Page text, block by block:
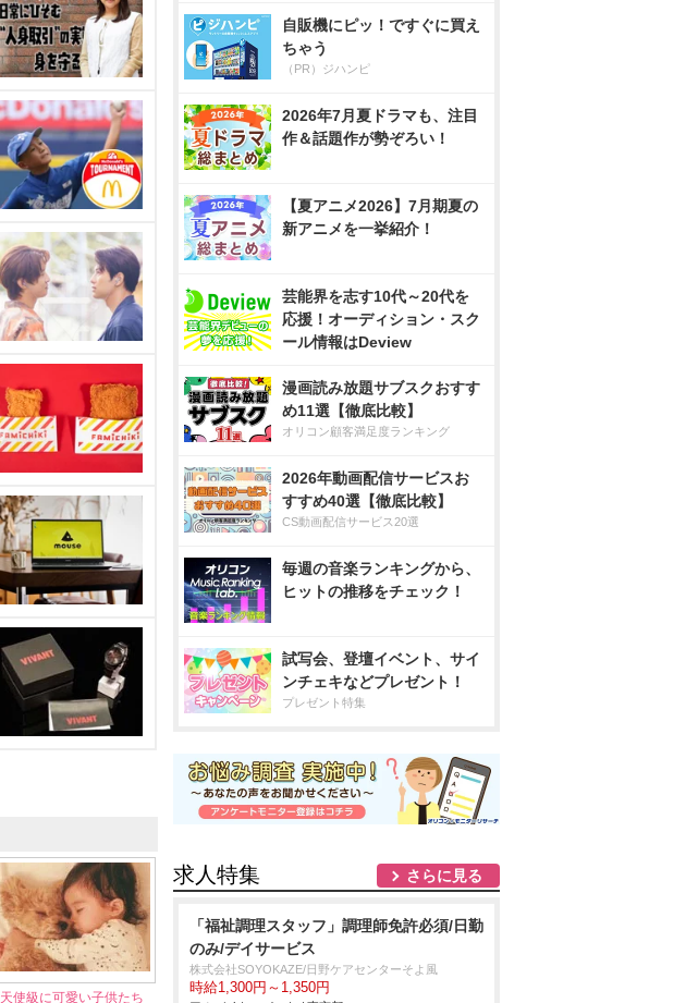
天使級に可愛い子供たち
自販機にピッ！ですぐに買え
ちゃう
（PR）ジハンピ
2026年7月夏ドラマも、注目
作＆話題作が勢ぞろい！
【夏アニメ2026】7月期夏の
新アニメを一挙紹介！
芸能界を志す10代～20代を
応援！オーディション・スク
ール情報はDeview
漫画読み放題サブスクおすす
め11選【徹底比較】
オリコン顧客満足度ランキング
2026年動画配信サービスお
すすめ40選【徹底比較】
CS動画配信サービス20選
毎週の音楽ランキングから、
ヒットの推移をチェック！
試写会、登壇イベント、サイ
ンチェキなどプレゼント！
プレゼント特集
求人特集 さらに見る
「福祉調理スタッフ」調理師免許必須/日勤
のみ/デイサービス
株式会社SOYOKAZE/日野ケアセンターそよ風
時給1,300円～1,350円